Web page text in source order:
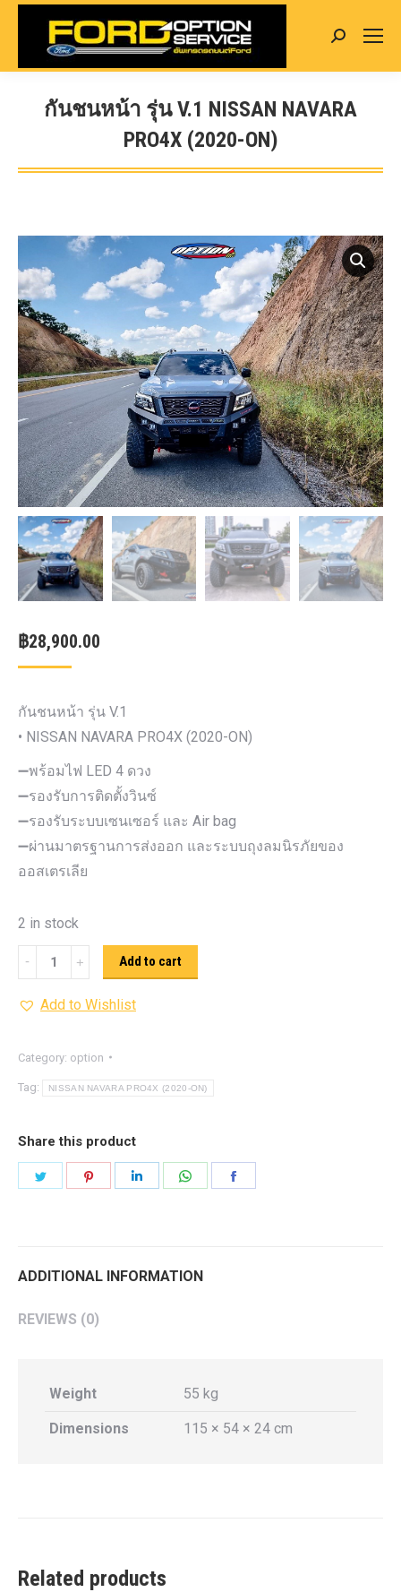
Search:
กันชนหน้า รุ่น V.1 NISSAN NAVARA
PRO4X (2020-ON)
You are here:
฿28,900.00
กันชนหน้า รุ่น V.1
• NISSAN NAVARA PRO4X (2020-ON)
➖พร้อมไฟ LED 4 ดวง
➖รองรับการติดตั้งวินซ์
➖รองรับระบบเซนเซอร์ และ Air bag
➖ผ่านมาตรฐานการส่งออก และระบบถุงลมนิรภัยของ
ออสเตรเลีย
2 in stock
กันชน
หน้า
รุ่น
NISSAN
NAVARA
quantity
Add to cart
Add to Wishlist
Category: option
Tag: NISSAN NAVARA PRO4X (2020-ON)
Share this product
ADDITIONAL INFORMATION
REVIEWS (0)
Weight 55 kg
Dimensions 115 × 54 × 24 cm
Related products